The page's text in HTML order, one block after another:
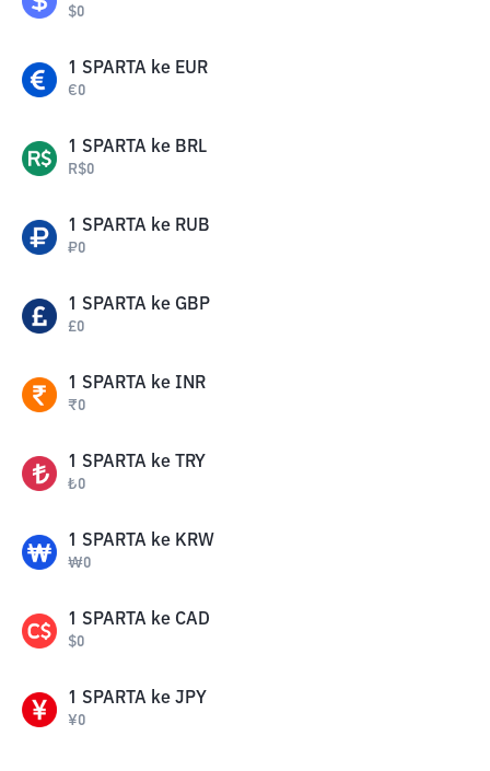
$0
1 SPARTA ke EUR
€0
1 SPARTA ke BRL
R$0
1 SPARTA ke RUB
₽0
1 SPARTA ke GBP
£0
1 SPARTA ke INR
₹0
1 SPARTA ke TRY
₺0
1 SPARTA ke KRW
₩0
1 SPARTA ke CAD
$0
1 SPARTA ke JPY
¥0